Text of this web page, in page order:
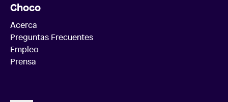
Choco
Acerca
Preguntas Frecuentes
Empleo
Prensa